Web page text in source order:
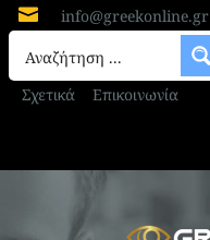
 info@greekonline.gr
Σχετικά Επικοινωνία